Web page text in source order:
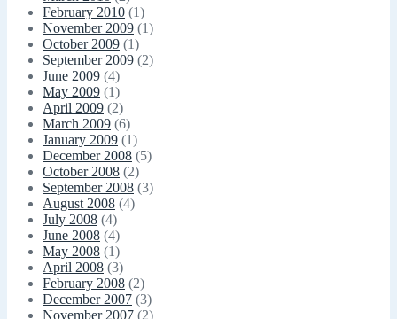
February 2010 (1)
November 2009 (1)
October 2009 (1)
September 2009 (2)
June 2009 (4)
May 2009 (1)
April 2009 (2)
March 2009 (6)
January 2009 (1)
December 2008 (5)
October 2008 (2)
September 2008 (3)
August 2008 (4)
July 2008 (4)
June 2008 (4)
May 2008 (1)
April 2008 (3)
February 2008 (2)
December 2007 (3)
November 2007 (2)